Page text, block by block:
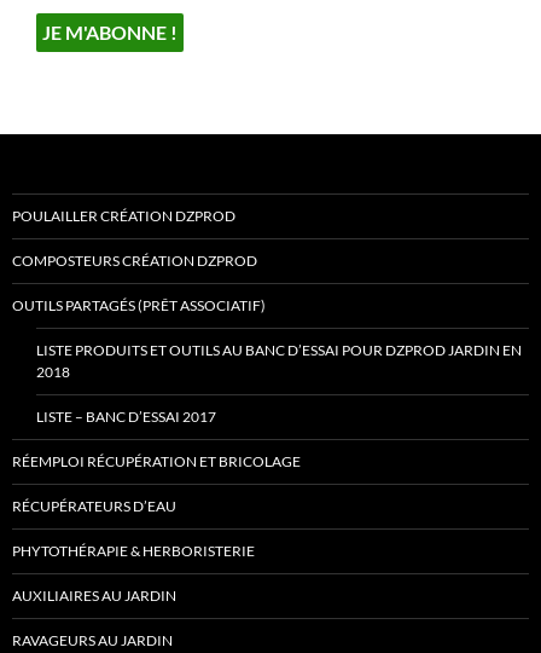
POULAILLER CRÉATION DZPROD
COMPOSTEURS CRÉATION DZPROD
OUTILS PARTAGÉS (PRÊT ASSOCIATIF)
LISTE PRODUITS ET OUTILS AU BANC D’ESSAI POUR DZPROD JARDIN EN
2018
LISTE – BANC D’ESSAI 2017
RÉEMPLOI RÉCUPÉRATION ET BRICOLAGE
RÉCUPÉRATEURS D’EAU
PHYTOTHÉRAPIE & HERBORISTERIE
AUXILIAIRES AU JARDIN
RAVAGEURS AU JARDIN